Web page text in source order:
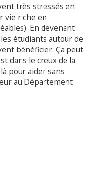
très stressés en
vie riche en
En devenant
étudiants autour de
bénéficier. Ça peut
dans le creux de la
pour aider sans
au Département